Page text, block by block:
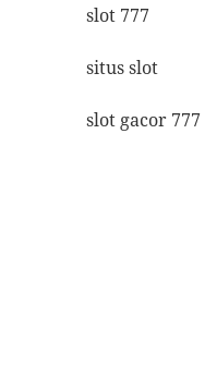
slot 777
situs slot
slot gacor 777